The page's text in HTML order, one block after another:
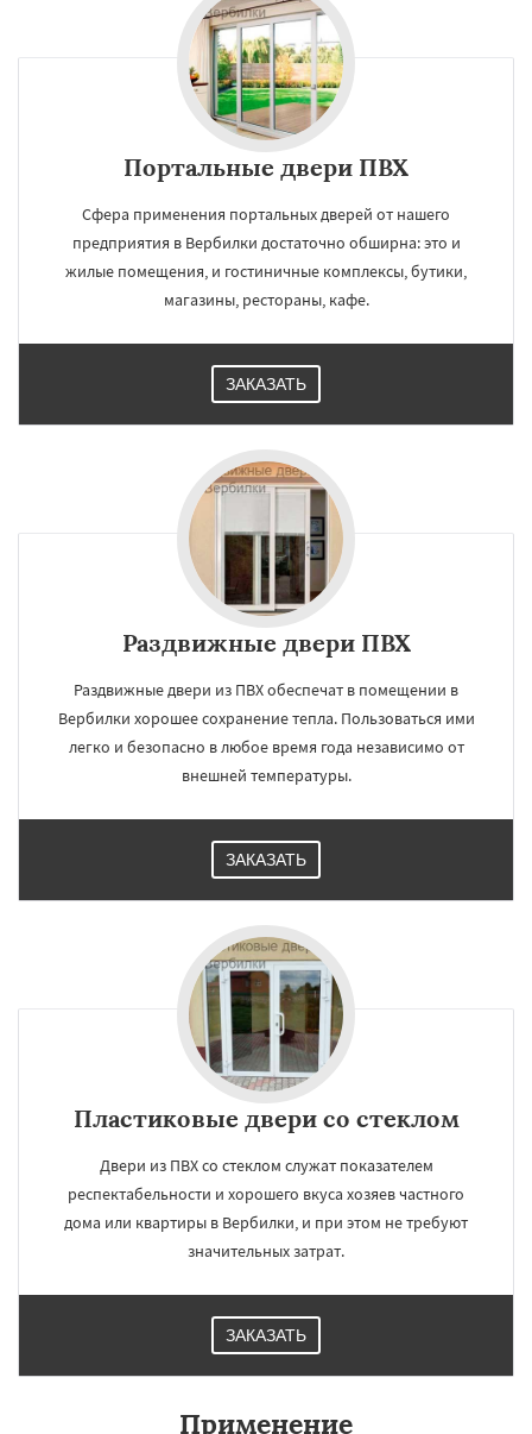
Портальные двери ПВХ
Сфера применения портальных дверей от нашего
предприятия в Вербилки достаточно обширна: это и
жилые помещения, и гостиничные комплексы, бутики,
магазины, рестораны, кафе.
ЗАКАЗАТЬ
Раздвижные двери ПВХ
Раздвижные двери из ПВХ обеспечат в помещении в
Вербилки хорошее сохранение тепла. Пользоваться ими
легко и безопасно в любое время года независимо от
внешней температуры.
ЗАКАЗАТЬ
Пластиковые двери со стеклом
Двери из ПВХ со стеклом служат показателем
респектабельности и хорошего вкуса хозяев частного
дома или квартиры в Вербилки, и при этом не требуют
значительных затрат.
ЗАКАЗАТЬ
Применение